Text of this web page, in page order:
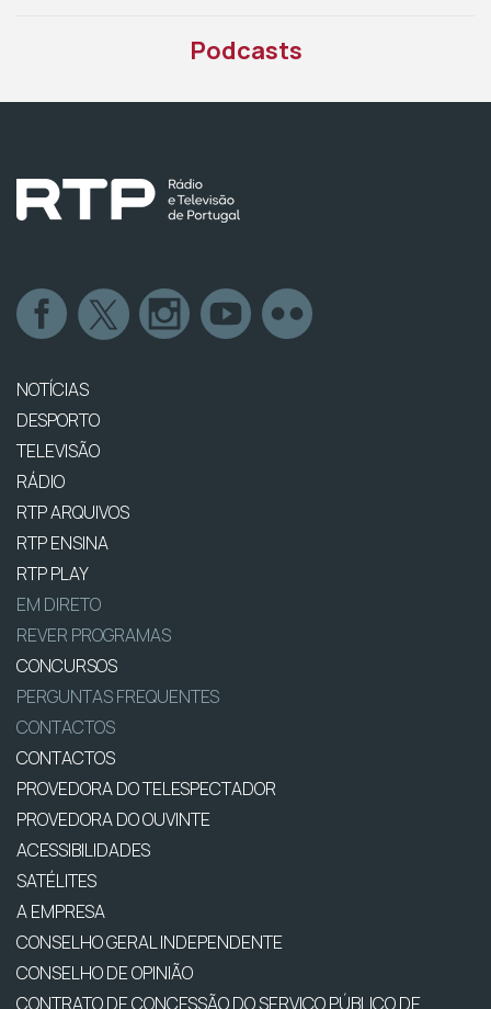
Podcasts
NOTÍCIAS
DESPORTO
TELEVISÃO
RÁDIO
RTP ARQUIVOS
RTP ENSINA
RTP PLAY
EM DIRETO
REVER PROGRAMAS
CONCURSOS
PERGUNTAS FREQUENTES
CONTACTOS
CONTACTOS
PROVEDORA DO TELESPECTADOR
PROVEDORA DO OUVINTE
ACESSIBILIDADES
SATÉLITES
A EMPRESA
CONSELHO GERAL INDEPENDENTE
CONSELHO DE OPINIÃO
CONTRATO DE CONCESSÃO DO SERVIÇO PÚBLICO DE